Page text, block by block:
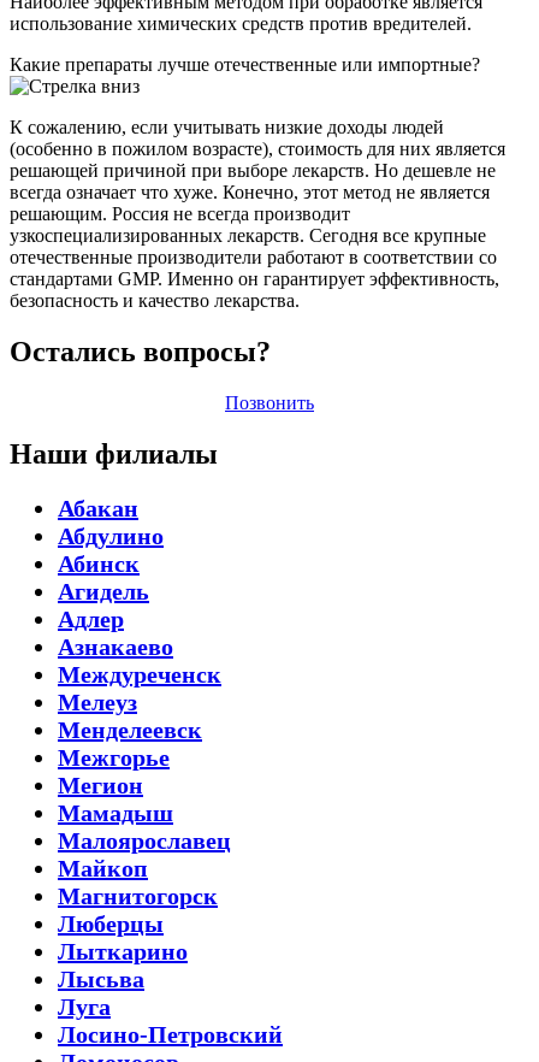
использование химических средств против вредителей.
Какие препараты лучше отечественные или импортные?
К сожалению, если учитывать низкие доходы людей
(особенно в пожилом возрасте), стоимость для них является
решающей причиной при выборе лекарств. Но дешевле не
всегда означает что хуже. Конечно, этот метод не является
решающим. Россия не всегда производит
узкоспециализированных лекарств. Сегодня все крупные
отечественные производители работают в соответствии со
стандартами GMP. Именно он гарантирует эффективность,
безопасность и качество лекарства.
Остались вопросы?
Позвонить
Наши филиалы
Абакан
Абдулино
Абинск
Агидель
Адлер
Азнакаево
Междуреченск
Мелеуз
Менделеевск
Межгорье
Мегион
Мамадыш
Малоярославец
Майкоп
Магнитогорск
Люберцы
Лыткарино
Лысьва
Луга
Лосино-Петровский